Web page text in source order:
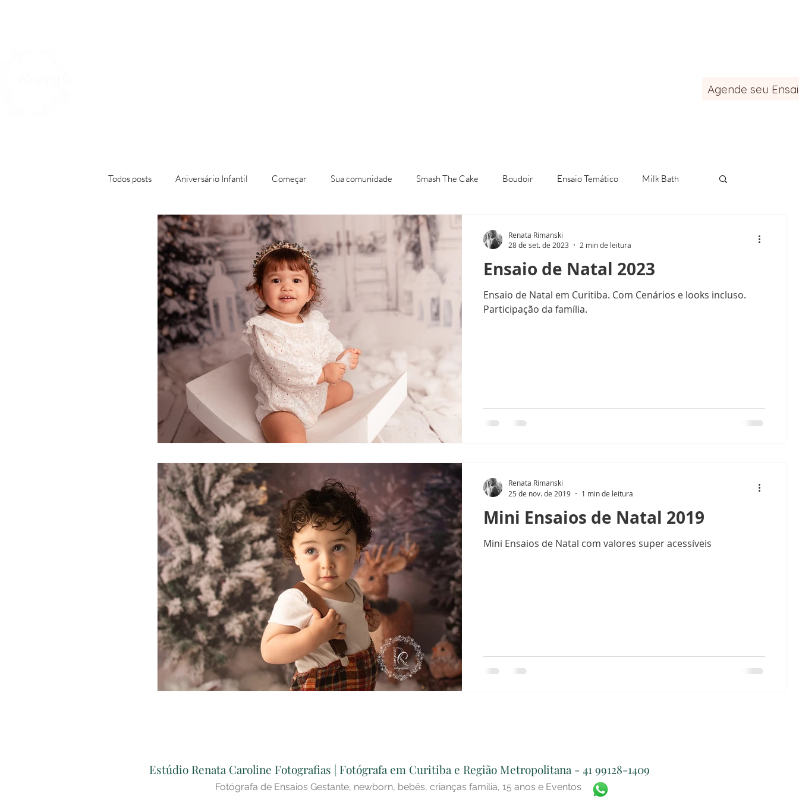
Agende seu
Todos posts Aniversário Infantil Começar Sua comunidade Smash The Cake Boudoir Ensaio Temático Milk Bath
Gestante Newborn Ensaios Infantil Mini Ensaio de Natal
ensaios sesual Mini Ensaios de Natal Book de Natal Book Natalino Mini Ensaios de Páscoa Book infantil de Páscoa
star wars
Ensaio de Natal 2023
Ensaio de Natal em Curitiba. Com Cenários e looks incluso.
Participação da família.
Renata Rimanski
28 de set. de 2023
2 min de leitura
Mini Ensaios de Natal 2019
Mini Ensaios de Natal com valores super acessíveis
Renata Rimanski
25 de nov. de 2019
1 min de leitura
Estúdio Renata Caroline Fotografias | Fotógrafa em Curitiba e Região Metropolitana - 41 99128-1409
Fotógrafa de Ensaios Gestante, newborn, bebês, crianças família, 15 anos e Eventos